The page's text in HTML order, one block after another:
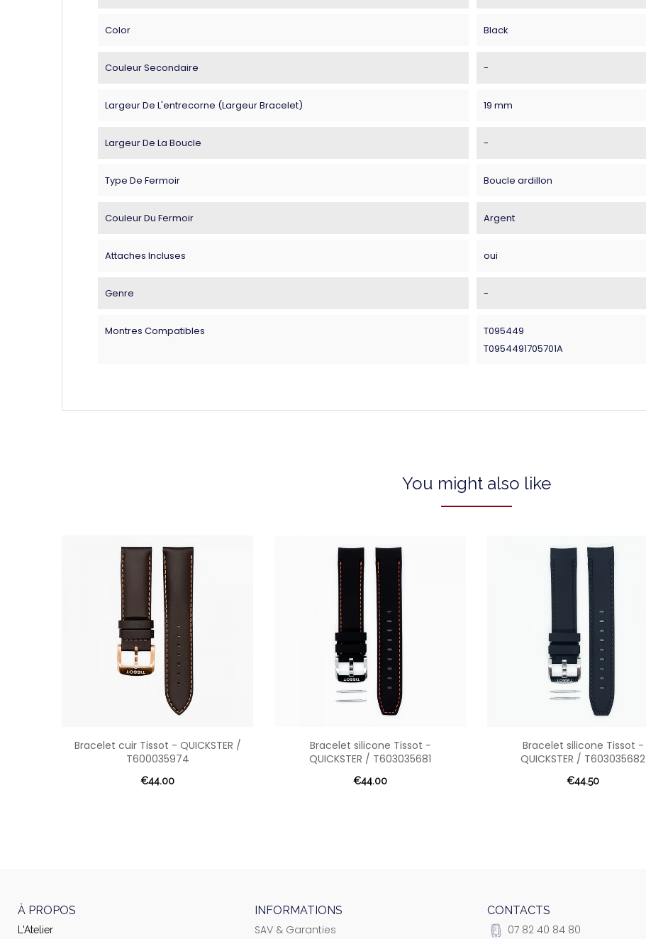
Color Black
Couleur Secondaire -
Largeur De L'entrecorne (largeur Bracelet) 19 mm
Largeur De La Boucle -
Type De Fermoir Boucle ardillon
Couleur Du Fermoir Argent
Attaches Incluses oui
Genre -
Montres Compatibles
T095449
T0954491705701A
You might also like
Bracelet cuir Tissot - QUICKSTER /
T600035974
€44.00
Bracelet silicone Tissot -
QUICKSTER / T603035681
€44.00
Bracelet silicone Tissot -
QUICKSTER / T603035682
€44.50
À PROPOS
L'Atelier
INFORMATIONS
SAV & Garanties
CONTACTS
07 82 40 84 80